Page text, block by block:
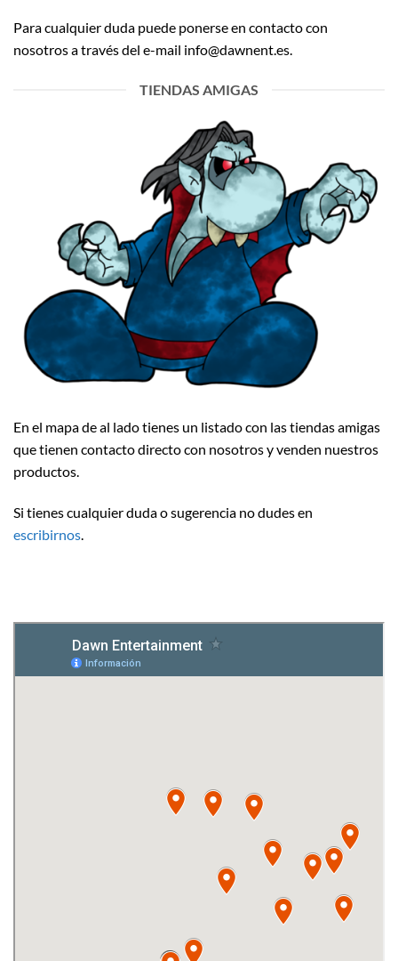
Para cualquier duda puede ponerse en contacto con
nosotros a través del e-mail info@dawnent.es.
TIENDAS AMIGAS
En el mapa de al lado tienes un listado con las tiendas amigas
que tienen contacto directo con nosotros y venden nuestros
productos.
Si tienes cualquier duda o sugerencia no dudes en
escribirnos.